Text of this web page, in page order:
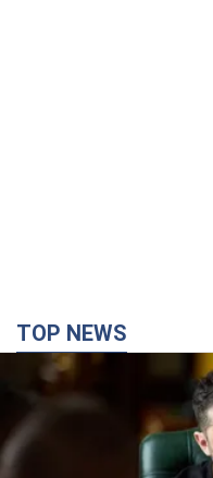
Норвегия поможет
защите от
раскрыл